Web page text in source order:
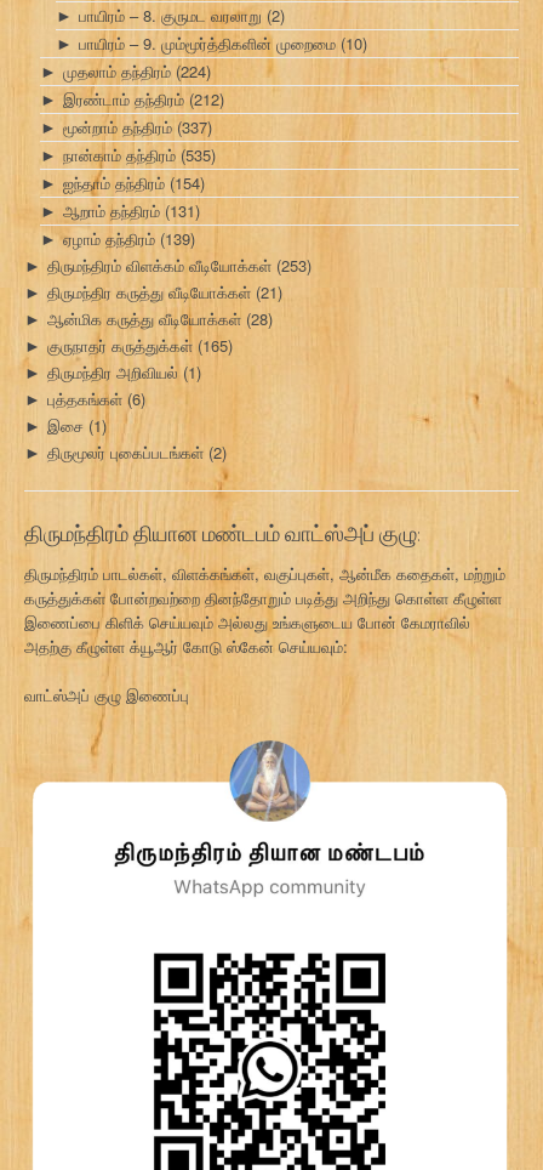
► பாயிரம் – 8. குருமட வரலாறு (2)
► பாயிரம் – 9. மும்மூர்த்திகளின் முறைமை (10)
► முதலாம் தந்திரம் (224)
► இரண்டாம் தந்திரம் (212)
► மூன்றாம் தந்திரம் (337)
► நான்காம் தந்திரம் (535)
► ஐந்தாம் தந்திரம் (154)
► ஆறாம் தந்திரம் (131)
► ஏழாம் தந்திரம் (139)
► திருமந்திரம் விளக்கம் வீடியோக்கள் (253)
► திருமந்திர கருத்து வீடியோக்கள் (21)
► ஆன்மிக கருத்து வீடியோக்கள் (28)
► குருநாதர் கருத்துக்கள் (165)
► திருமந்திர அறிவியல் (1)
► புத்தகங்கள் (6)
► இசை (1)
► திருமூலர் புகைப்படங்கள் (2)
திருமந்திரம் தியான மண்டபம் வாட்ஸ்அப் குழு:
திருமந்திரம் பாடல்கள், விளக்கங்கள், வகுப்புகள், ஆன்மீக கதைகள், மற்றும்
கருத்துக்கள் போன்றவற்றை தினந்தோறும் படித்து அறிந்து கொள்ள கீழுள்ள
இணைப்பை கிளிக் செய்யவும் அல்லது உங்களுடைய போன் கேமராவில்
அதற்கு கீழுள்ள க்யூஆர் கோடு ஸ்கேன் செய்யவும்:
வாட்ஸ்அப் குழு இணைப்பு